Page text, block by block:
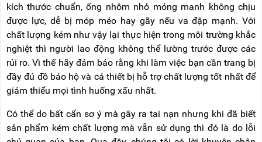
kích thước chuẩn, ống nhôm nhỏ mỏng manh không chịu
được lực, dễ bị móp méo hay gãy nếu va đập mạnh. Với
chất lượng kém như vậy lại thực hiện trong môi trường khắc
nghiệt thì người lao động không thể lường trước được các
rủi ro. Vì thế hãy đảm bảo rằng khi làm việc bạn cần trang bị
đầy đủ đồ bảo hộ và cả thiết bị hỗ trợ chất lượng tốt nhất để
giảm thiểu mọi tình huống xấu nhất.
Có thể do bất cẩn sơ ý mà gây ra tai nạn nhưng khi đã biết
sản phẩm kém chất lượng mà vẫn sử dụng thì đó là do lỗi